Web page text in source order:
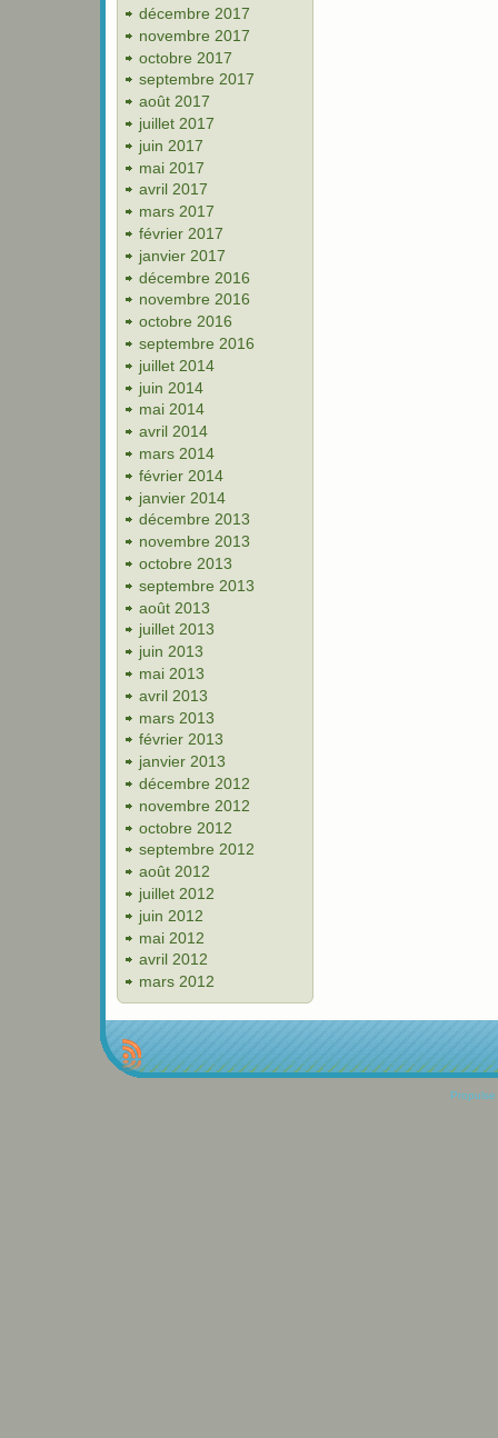
décembre 2017
novembre 2017
octobre 2017
septembre 2017
août 2017
juillet 2017
juin 2017
mai 2017
avril 2017
mars 2017
février 2017
janvier 2017
décembre 2016
novembre 2016
octobre 2016
septembre 2016
juillet 2014
juin 2014
mai 2014
avril 2014
mars 2014
février 2014
janvier 2014
décembre 2013
novembre 2013
octobre 2013
septembre 2013
août 2013
juillet 2013
juin 2013
mai 2013
avril 2013
mars 2013
février 2013
janvier 2013
décembre 2012
novembre 2012
octobre 2012
septembre 2012
août 2012
juillet 2012
juin 2012
mai 2012
avril 2012
mars 2012